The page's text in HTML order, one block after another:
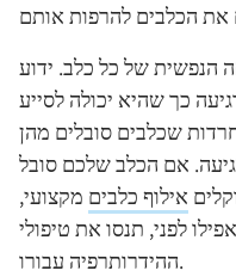
הנפשית של כל כלב. ידוע
כך שהיא יכולה לסייע
שכלבים סובלים מהן
אם הכלב שלכם סובל
אילוף כלבים מקצועי,
לפני, תנסו את טיפולי
ההידרותרפיה עבורו.